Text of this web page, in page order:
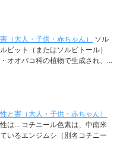
（大人・子供・赤ちゃん）
ソル
ビット（またはソルビトール）
オオバコ科の植物で生成され、...
と害（大人・子供・赤ちゃん）
は... コチニール色素は、中南米
いるエンジムシ（別名コチニー